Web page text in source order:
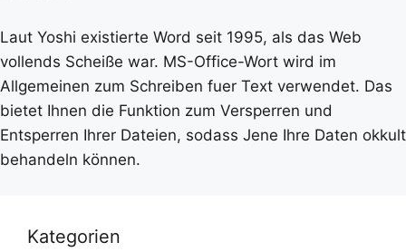
Laut Yoshi existierte Word seit 1995, als das Web
vollends Scheiße war. MS-Office-Wort wird im
Allgemeinen zum Schreiben fuer Text verwendet. Das
bietet Ihnen die Funktion zum Versperren und
Entsperren Ihrer Dateien, sodass Jene Ihre Daten okkult
behandeln können.
Kategorien